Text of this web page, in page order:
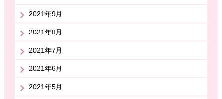
2021年9月
2021年8月
2021年7月
2021年6月
2021年5月